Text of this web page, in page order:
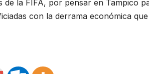
de la FIFA, por pensar en Tampico
con la derrama económica que